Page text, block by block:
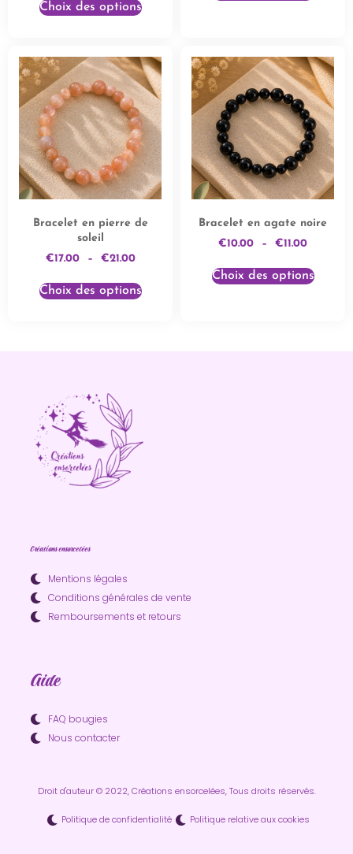
Choix des options
Bracelet en pierre de
soleil
€17.00 – €21.00
Choix des options
Bracelet en agate noire
€10.00 – €11.00
Choix des options
Créations ensorcelées
Mentions légales
Conditions générales de vente
Remboursements et retours
Aide
FAQ bougies
Nous contacter
Droit d'auteur © 2022, Créations ensorcelées, Tous droits réservés.
Politique de confidentialité Politique relative aux cookies